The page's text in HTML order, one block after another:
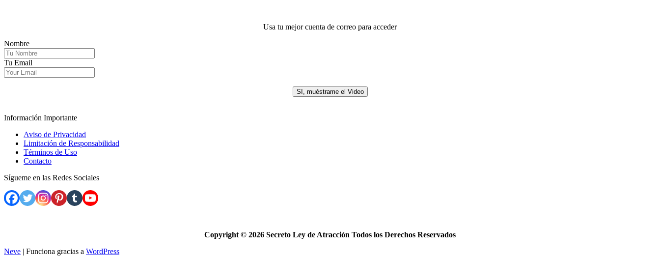
Usa tu mejor cuenta de correo para acceder
Nombre
Tu Email
SI, muéstrame el Video
Información Importante
Aviso de Privacidad
Limitación de Responsabilidad
Términos de Uso
Contacto
Sígueme en las Redes Sociales
Copyright © 2026 Secreto Ley de Atracción Todos los Derechos Reservados
Neve | Funciona gracias a WordPress